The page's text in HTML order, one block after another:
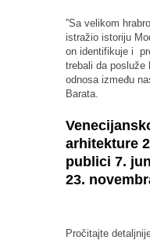
”Sa velikom
istražio istoriju
on identifikuje i
trebali da posluže
odnosa između
Barata.
arhitekture
publici 7.
23.
Pročitajte